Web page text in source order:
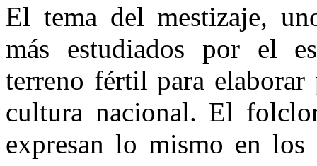
El tema del mestizaje,
más estudiados por el
terreno fértil para elaborar
cultura nacional. El
expresan lo mismo en